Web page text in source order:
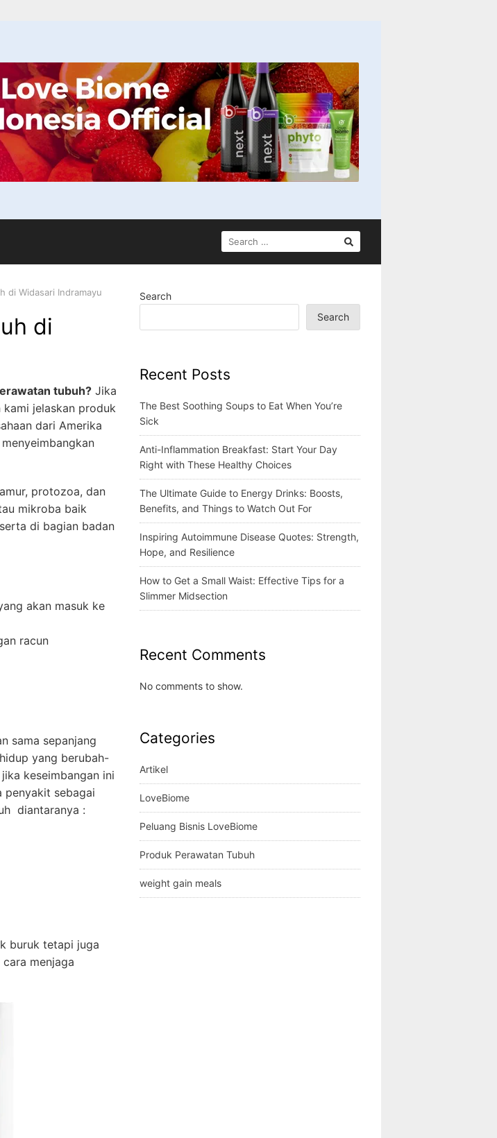
SEARCH
FOR:
di Widasari Indramayu
di
tubuh? Jika
kami jelaskan produk
dari Amerika
protozoa, dan
mikroba baik
di bagian badan
akan masuk ke
racun
sama sepanjang
yang berubah-
keseimbangan ini
penyakit sebagai
diantaranya :
buruk tetapi juga
menjaga
Search
Search
Recent Posts
The Best Soothing Soups to Eat When You’re
Sick
Anti-Inflammation Breakfast: Start Your Day
Right with These Healthy Choices
The Ultimate Guide to Energy Drinks: Boosts,
Benefits, and Things to Watch Out For
Inspiring Autoimmune Disease Quotes: Strength,
Hope, and Resilience
How to Get a Small Waist: Effective Tips for a
Slimmer Midsection
Recent Comments
No comments to show.
Categories
Artikel
LoveBiome
Peluang Bisnis LoveBiome
Produk Perawatan Tubuh
weight gain meals